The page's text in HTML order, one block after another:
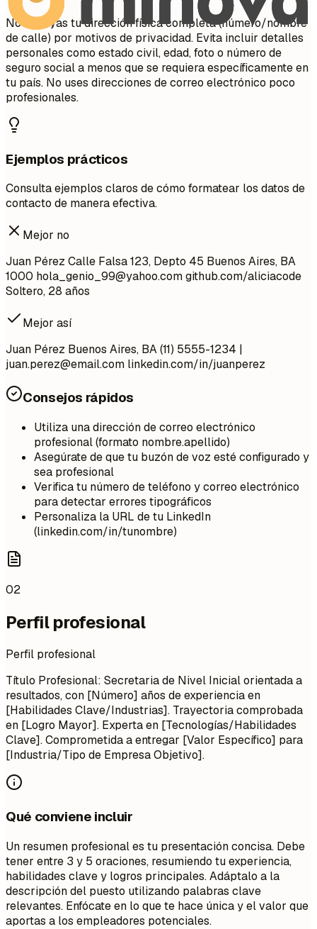
No incluyas tu dirección física completa (número/nombre
de calle) por motivos de privacidad. Evita incluir detalles
personales como estado civil, edad, foto o número de
seguro social a menos que se requiera específicamente en
tu país. No uses direcciones de correo electrónico poco
profesionales.
Ejemplos prácticos
Consulta ejemplos claros de cómo formatear los datos de
contacto de manera efectiva.
Mejor no
Juan Pérez Calle Falsa 123, Depto 45 Buenos Aires, BA
1000 hola_genio_99@yahoo.comgithub.com/aliciacode
Soltero, 28 años
Mejor así
Juan Pérez Buenos Aires, BA (11) 5555-1234 |
juan.perez@email.com linkedin.com/in/juanperez
Consejos rápidos
Utiliza una dirección de correo electrónico
profesional (formato nombre.apellido)
Asegúrate de que tu buzón de voz esté configurado y
sea profesional
Verifica tu número de teléfono y correo electrónico
para detectar errores tipográficos
Personaliza la URL de tu LinkedIn
(linkedin.com/in/tunombre)
02
Perfil profesional
Perfil profesional
Título Profesional: Secretaria de Nivel Inicial orientada a
resultados, con [Número] años de experiencia en
[Habilidades Clave/Industrias]. Trayectoria comprobada
en [Logro Mayor]. Experta en [Tecnologías/Habilidades
Clave]. Comprometida a entregar [Valor Específico] para
[Industria/Tipo de Empresa Objetivo].
Qué conviene incluir
Un resumen profesional es tu presentación concisa. Debe
tener entre 3 y 5 oraciones, resumiendo tu experiencia,
habilidades clave y logros principales. Adáptalo a la
descripción del puesto utilizando palabras clave
relevantes. Enfócate en lo que te hace única y el valor que
aportas a los empleadores potenciales.